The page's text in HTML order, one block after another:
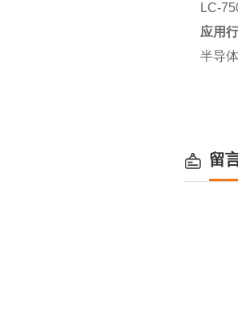
LC-
应用
半导体
留